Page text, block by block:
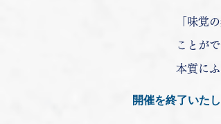
「味覚
ことが
本質に
開催を終了いた